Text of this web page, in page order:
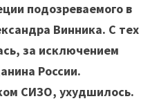
подозреваемого в
Винника. С тех
за исключением
России.
СИЗО, ухудшилось.